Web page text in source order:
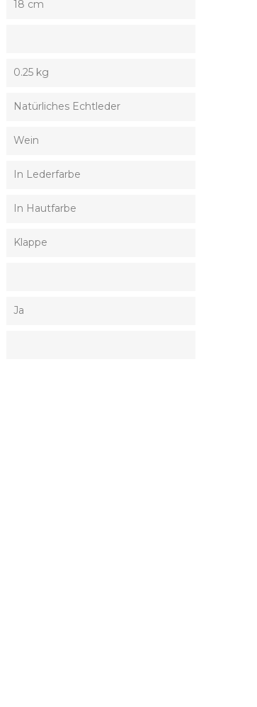
18 cm
0.25 kg
Natürliches Echtleder
Wein
In Lederfarbe
In Hautfarbe
Klappe
Ja